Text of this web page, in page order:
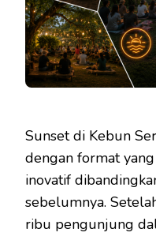
Sunset di Kebun
dengan format
inovatif
sebelumnya.
ribu pengunjung